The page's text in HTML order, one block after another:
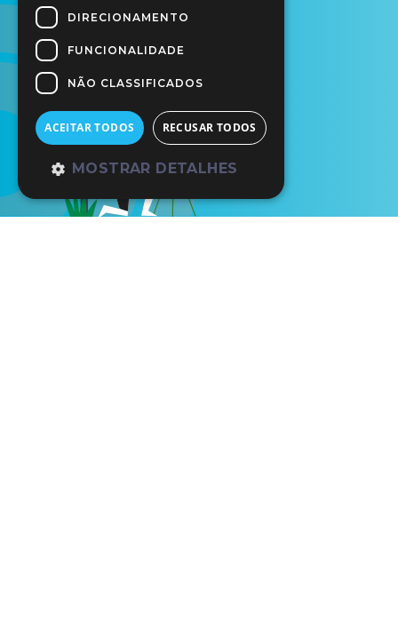
DIRECIONAMENTO
FUNCIONALIDADE
NÃO CLASSIFICADOS
ACEITAR TODOS RECUSAR TODOS
MOSTRAR DETALHES